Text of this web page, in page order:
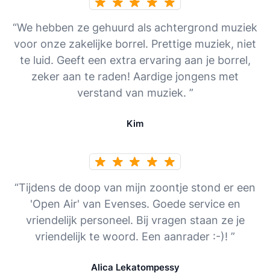
“We hebben ze gehuurd als achtergrond muziek
voor onze zakelijke borrel. Prettige muziek, niet
te luid. Geeft een extra ervaring aan je borrel,
zeker aan te raden! Aardige jongens met
verstand van muziek. ”
Kim
“Tijdens de doop van mijn zoontje stond er een
'Open Air' van Evenses. Goede service en
vriendelijk personeel. Bij vragen staan ze je
vriendelijk te woord. Een aanrader :-)! ”
Alica Lekatompessy